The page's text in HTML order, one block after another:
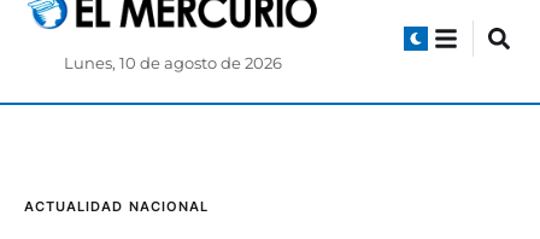
Lunes, 10 de agosto de 2026
ACTUALIDAD NACIONAL